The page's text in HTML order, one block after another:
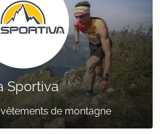
Sportiva
de montagne